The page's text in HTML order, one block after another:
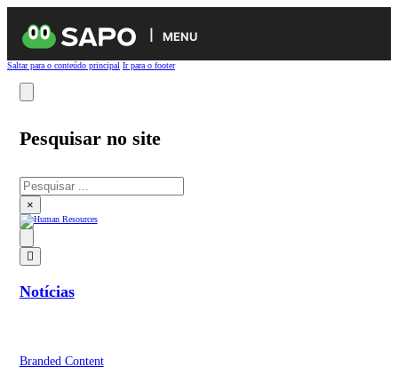
MENU
Saltar para o conteúdo principal Ir para o footer
Pesquisar no site
Pesquisar
×
Notícias
Branded Content